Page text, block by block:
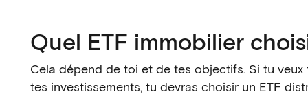
Quel ETF immobilier
Cela dépend de toi et de tes objectifs. Si tu veux
tes investissements, tu devras choisir un ETF